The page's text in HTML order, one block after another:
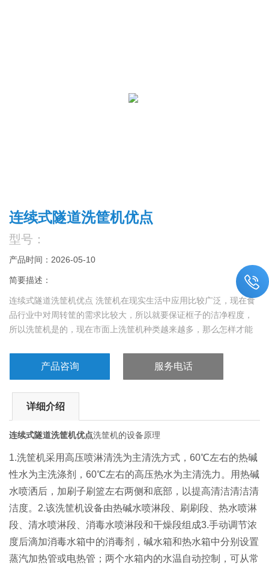
连续式隧道洗筐机优点
型号：
产品时间：2026-05-10
简要描述：
连续式隧道洗筐机优点 洗筐机在现实生活中应用比较广泛，现在食
品行业中对周转筐的需求比较大，所以就要保证框子的洁净程度，
所以洗筐机是的，现在市面上洗筐机种类越来越多，那么怎样才能
产品咨询 服务电话
详细介绍
连续式隧道洗筐机优点洗筐机的设备原理
1.洗筐机采用高压喷淋清洗为主清洗方式，60℃左右的热碱
性水为主洗涤剂，60℃左右的高压热水为主清洗力。用热碱
水喷洒后，加刷子刷篮左右两侧和底部，以提高清洁清洁清
洁度。2.该洗筐机设备由热碱水喷淋段、刷刷段、热水喷淋
段、清水喷淋段、消毒水喷淋段和干燥段组成3.手动调节浓
度后滴加消毒水箱中的消毒剂，碱水箱和热水箱中分别设置
蒸汽加热管或电热管；两个水箱内的水温自动控制，可从常